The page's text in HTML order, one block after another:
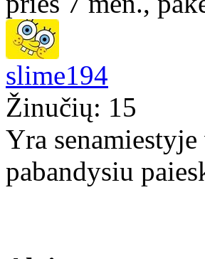
slime194
Žinučių: 15
Yra
pabandysiu